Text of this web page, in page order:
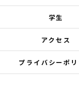
学生
アクセス
プライバシーポ